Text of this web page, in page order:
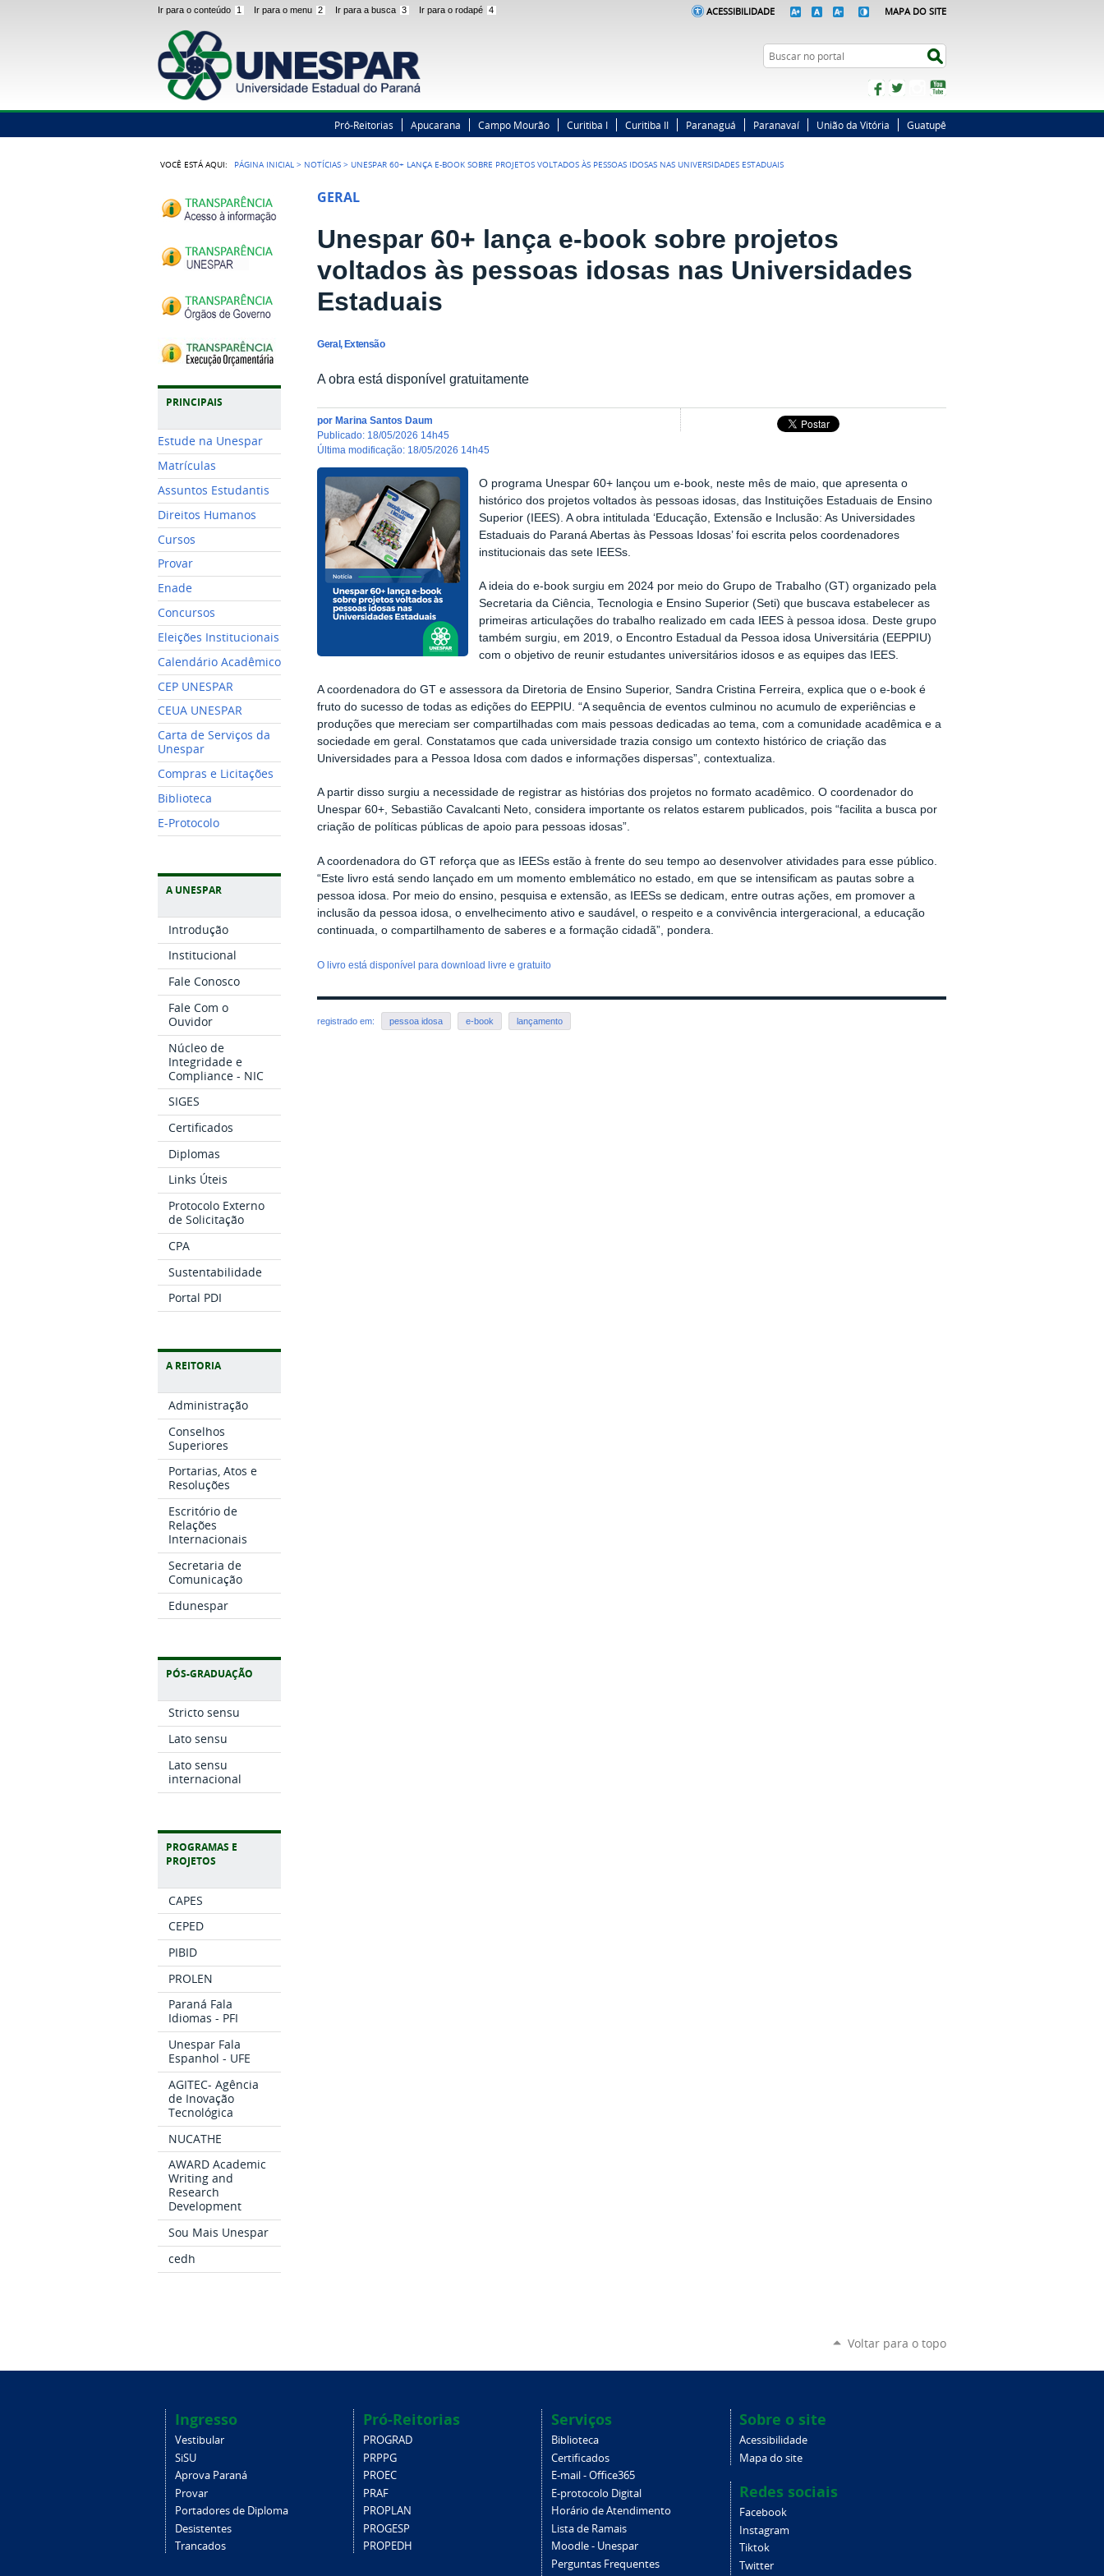
Ir para o conteúdo 1 Ir para o menu 2 Ir para a busca 3 Ir para o rodapé 4 ACESSIBILIDADE MAPA DO SITE
Busca
FacebookTwitterInstagram
Pró-Reitorias Apucarana Campo Mourão Curitiba I Curitiba II Paranaguá Paranavaí União da Vitória Guatupê
VOCÊ ESTÁ AQUI: PÁGINA INICIAL > NOTÍCIAS > UNESPAR 60+ LANÇA E-BOOK SOBRE PROJETOS VOLTADOS ÀS PESSOAS IDOSAS NAS UNIVERSIDADES ESTADUAIS
PRINCIPAIS
Estude na Unespar
Matrículas
Assuntos Estudantis
Direitos Humanos
Cursos
Provar
Enade
Concursos
Eleições Institucionais
Calendário Acadêmico
CEP UNESPAR
CEUA UNESPAR
Carta de Serviços da
Unespar
Compras e Licitações
Biblioteca
E-Protocolo
A UNESPAR
Introdução
Institucional
Fale Conosco
Fale Com o
Ouvidor
Núcleo de
Integridade e
Compliance - NIC
SIGES
Certificados
Diplomas
Links Úteis
Protocolo Externo
de Solicitação
CPA
Sustentabilidade
Portal PDI
A REITORIA
Administração
Conselhos
Superiores
Portarias, Atos e
Resoluções
Escritório de
Relações
Internacionais
Secretaria de
Comunicação
Edunespar
PÓS-GRADUAÇÃO
Stricto sensu
Lato sensu
Lato sensu
internacional
PROGRAMAS E
PROJETOS
CAPES
CEPED
PIBID
PROLEN
Paraná Fala
Idiomas - PFI
Unespar Fala
Espanhol - UFE
AGITEC- Agência
de Inovação
Tecnológica
NUCATHE
AWARD Academic
Writing and
Research
Development
Sou Mais Unespar
cedh
GERAL
Unespar 60+ lança e-book sobre projetos
voltados às pessoas idosas nas Universidades
Estaduais
Geral, Extensão
A obra está disponível gratuitamente
por Marina Santos Daum
publicado: 18/05/2026 14h45
última modificação: 18/05/2026 14h45
O programa Unespar 60+ lançou um e-book, neste mês de maio, que apresenta o
histórico dos projetos voltados às pessoas idosas, das Instituições Estaduais de Ensino
Superior (IEES). A obra intitulada ‘Educação, Extensão e Inclusão: As Universidades
Estaduais do Paraná Abertas às Pessoas Idosas’ foi escrita pelos coordenadores
institucionais das sete IEESs.
A ideia do e-book surgiu em 2024 por meio do Grupo de Trabalho (GT) organizado pela
Secretaria da Ciência, Tecnologia e Ensino Superior (Seti) que buscava estabelecer as
primeiras articulações do trabalho realizado em cada IEES à pessoa idosa. Deste grupo
também surgiu, em 2019, o Encontro Estadual da Pessoa idosa Universitária (EEPPIU)
com o objetivo de reunir estudantes universitários idosos e as equipes das IEES.
A coordenadora do GT e assessora da Diretoria de Ensino Superior, Sandra Cristina Ferreira, explica que o e-book é
fruto do sucesso de todas as edições do EEPPIU. “A sequência de eventos culminou no acumulo de experiências e
produções que mereciam ser compartilhadas com mais pessoas dedicadas ao tema, com a comunidade acadêmica e a
sociedade em geral. Constatamos que cada universidade trazia consigo um contexto histórico de criação das
Universidades para a Pessoa Idosa com dados e informações dispersas”, contextualiza.
A partir disso surgiu a necessidade de registrar as histórias dos projetos no formato acadêmico. O coordenador do
Unespar 60+, Sebastião Cavalcanti Neto, considera importante os relatos estarem publicados, pois “facilita a busca por
criação de políticas públicas de apoio para pessoas idosas”.
A coordenadora do GT reforça que as IEESs estão à frente do seu tempo ao desenvolver atividades para esse público.
“Este livro está sendo lançado em um momento emblemático no estado, em que se intensificam as pautas sobre a
pessoa idosa. Por meio do ensino, pesquisa e extensão, as IEESs se dedicam, entre outras ações, em promover a
inclusão da pessoa idosa, o envelhecimento ativo e saudável, o respeito e a convivência intergeracional, a educação
continuada, o compartilhamento de saberes e a formação cidadã”, pondera.
O livro está disponível para download livre e gratuito
registrado em: pessoa idosa e-book lançamento
Voltar para o topo
Ingresso
Vestibular
SiSU
Aprova Paraná
Provar
Portadores de Diploma
Desistentes
Trancados
Pró-Reitorias
PROGRAD
PRPPG
PROEC
PRAF
PROPLAN
PROGESP
PROPEDH
Serviços
Biblioteca
Certificados
E-mail - Office365
E-protocolo Digital
Horário de Atendimento
Lista de Ramais
Moodle - Unespar
Perguntas Frequentes
Sobre o site
Acessibilidade
Mapa do site
Redes sociais
Facebook
Instagram
Tiktok
Twitter